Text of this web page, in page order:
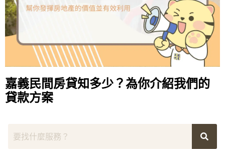
嘉義民間房貸知多少？為你介紹我們的
貸款方案